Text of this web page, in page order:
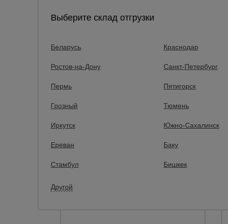
Пружинный зажим для опалубки
язычком
Толщина платформы:
Выберите склад отгрузки
Беларусь Краснодар
Ростов-на-Дону Санкт-Петербург
Пермь Пятигорск
Грозный Тюмень
Иркутск Южно-Сахалинск
Ереван Баку
Стамбул Бишкек
Другой